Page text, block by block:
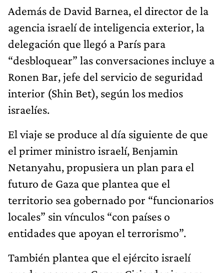
Además de David Barnea, el director de la
agencia israelí de inteligencia exterior, la
delegación que llegó a París para
“desbloquear” las conversaciones incluye a
Ronen Bar, jefe del servicio de seguridad
interior (Shin Bet), según los medios
israelíes.
El viaje se produce al día siguiente de que
el primer ministro israelí, Benjamin
Netanyahu, propusiera un plan para el
futuro de Gaza que plantea que el
territorio sea gobernado por “funcionarios
locales” sin vínculos “con países o
entidades que apoyan el terrorismo”.
También plantea que el ejército israelí